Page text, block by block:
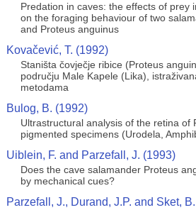
Predation in caves: the effects of prey
on the foraging behaviour of two
and Proteus anguinus
Kovačević, T. (1992)
Staništa čovječje ribice (Proteus
području Male Kapele (Lika),
metodama
Bulog, B. (1992)
Ultrastructural analysis of the retina of
pigmented specimens (Urodela,
Uiblein, F. and Parzefall, J. (1993)
Does the cave salamander Proteus
by mechanical cues?
Parzefall, J., Durand, J.P. and Sket,